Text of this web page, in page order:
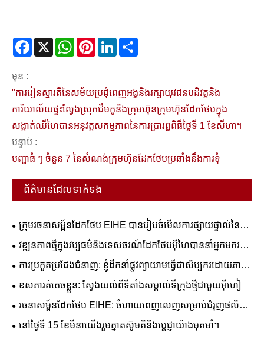
Facebook
X WhatsAppPinterestLinkedIn
មុន :
"ការរៀនស្មារតីនៃសម័យប្រជុំពេញអង្គនិងរក្សាយុវជនបដិវត្តនិង
ការិយាល័យផ្ទះល្វែងស្រុកជឹមកូនិងក្រុមហ៊ុនក្រុមហ៊ុនដែកថែបក្នុង
សង្កាត់ឈីហៃបានអនុវត្តសកម្មភាពនៃការប្រារព្ធពិធីថ្ងៃទី 1 ខែសីហា។
បន្ទាប់ :
បញ្ហាធំ ៗ ចំនួន 7 នៃសំណង់ក្រុមហ៊ុនដែកថែបប្រឆាំងនឹងការទុំ
ព័ត៌មានដែលទាក់ទង
ក្រុមរចនាសម្ព័នដែកថែប EIHE បានរៀបចំមើលការផ្សាយផ្ទាល់នៃការ
ចាក់ផ្សាយផ្ទាល់នៃការចាក់សង្កាញ់យោធាទី 93
វឌ្ឍនភាពថ្មីក្នុងវប្បធម៌និងទេសចរណ៍ដែកថែបអ៊ីហៃបាននាំអ្នកមករក
វិមានស្នាដៃដ៏អស្ចារ្យដំបូងបង្អស់។
ការប្រកួតប្រជែងជំនាញ: ខ្ញុំដឹកនាំផ្លូវព្យាយាមធ្វើជាសិប្បករដោយភាព
ក្លាហាន - រចនាសម្ព័នដែក EiHE មានការប្រកួតប្រជែងជំនាញទី 4
ឧសភារត់គេចខ្លួន: ស្វែងយល់ពីទីតាំងសម្គាល់ទីក្រុងថ្មីជាមួយអ៊ីហៀ
រចនាសម្ព័នដែកថែប EIHE: ចំហាយពេញលេញសម្រាប់ជំរុញផលិត
កម្មខិតខំឈានដល់កម្ពស់ថ្មី។
នៅថ្ងៃទី 15 ខែមីនាយើងរួមគ្នាតស៊ូមតិនិងប្តេជ្ញាយ៉ាងមុតមាំ។